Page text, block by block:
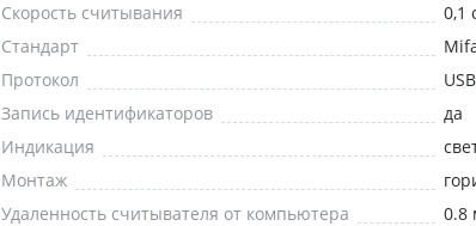
Скорость считывания
0,1
Стандарт
Протокол
USB
Запись идентификаторов
да
Индикация
Монтаж
Удаленность считывателя от компьютера
0.8